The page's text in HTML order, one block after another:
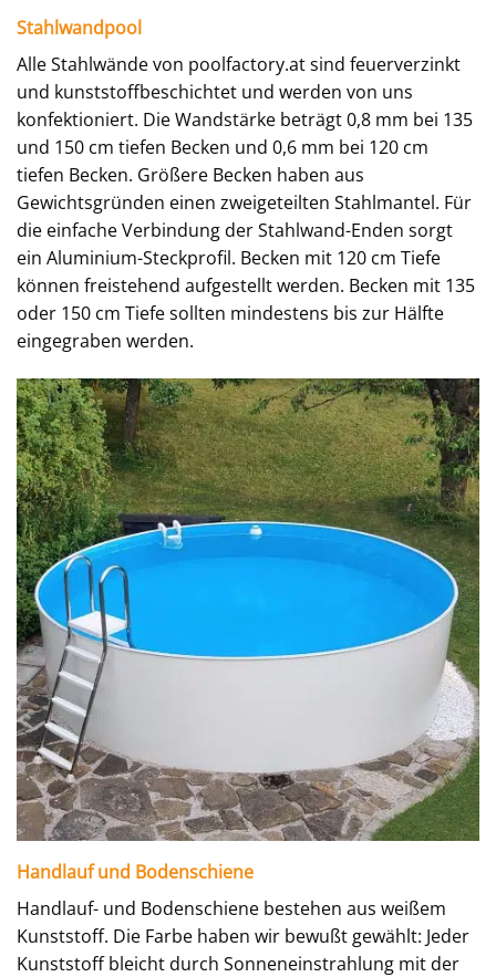
Stahlwandpool
Alle Stahlwände von poolfactory.at sind feuerverzinkt
und kunststoffbeschichtet und werden von uns
konfektioniert. Die Wandstärke beträgt 0,8 mm bei 135
und 150 cm tiefen Becken und 0,6 mm bei 120 cm
tiefen Becken. Größere Becken haben aus
Gewichtsgründen einen zweigeteilten Stahlmantel. Für
die einfache Verbindung der Stahlwand-Enden sorgt
ein Aluminium-Steckprofil. Becken mit 120 cm Tiefe
können freistehend aufgestellt werden. Becken mit 135
oder 150 cm Tiefe sollten mindestens bis zur Hälfte
eingegraben werden.
Handlauf und Bodenschiene
Handlauf- und Bodenschiene bestehen aus weißem
Kunststoff. Die Farbe haben wir bewußt gewählt: Jeder
Kunststoff bleicht durch Sonneneinstrahlung mit der